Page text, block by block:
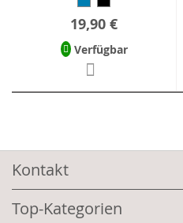
19,90 €
Verfügbar
Kontakt
Top-Kategorien